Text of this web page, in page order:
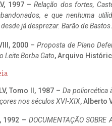
1997 –Relação dos fortes,
e que nenhuma
já desprezar. Barão de Bastos
2000 –Proposta de Plano
Leite Borba Gato, Arquivo
Tomo II, 1987 – Da poliorcética
nos séculos XVI-XIX, Alberto
1992 – DOCUMENTAÇÃO SOBRE